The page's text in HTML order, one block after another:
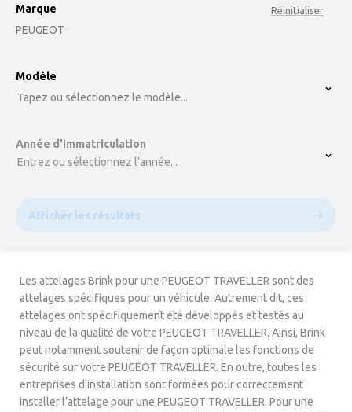
Réinitialiser
Marque
PEUGEOT
option , selected.
Modèle
Tapez ou sélectionnez le modèle...
Année d'immatriculation
Entrez ou sélectionnez l'année...
Afficher les résultats
Les attelages Brink pour une PEUGEOT TRAVELLER sont des
attelages spécifiques pour un véhicule. Autrement dit, ces
attelages ont spécifiquement été développés et testés au
niveau de la qualité de votre PEUGEOT TRAVELLER. Ainsi, Brink
peut notamment soutenir de façon optimale les fonctions de
sécurité sur votre PEUGEOT TRAVELLER. En outre, toutes les
entreprises d’installation sont formées pour correctement
installer l’attelage pour une PEUGEOT TRAVELLER. Pour une